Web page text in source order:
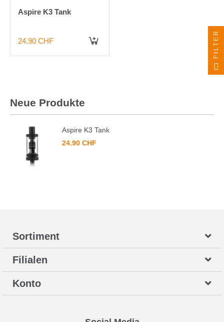
Aspire K3 Tank
24.90 CHF
Neue Produkte
Aspire K3 Tank
24.90 CHF
Sortiment
Filialen
Konto
FILTER